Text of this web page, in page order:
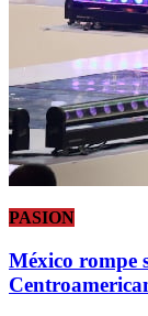
PASION
México rompe